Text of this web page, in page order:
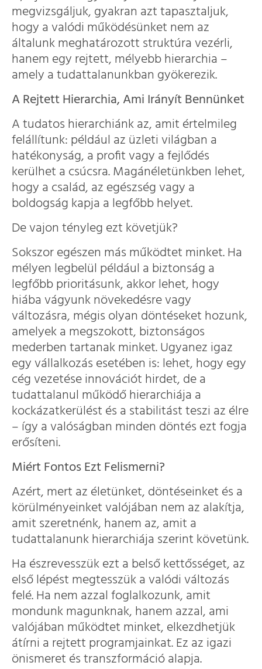
megvizsgáljuk, gyakran azt tapasztaljuk,
hogy a valódi működésünket nem az
általunk meghatározott struktúra vezérli,
hanem egy rejtett, mélyebb hierarchia –
amely a tudattalanunkban gyökerezik.
A Rejtett Hierarchia, Ami Irányít Bennünket
A tudatos hierarchiánk az, amit értelmileg
felállítunk: például az üzleti világban a
hatékonyság, a profit vagy a fejlődés
kerülhet a csúcsra. Magánéletünkben lehet,
hogy a család, az egészség vagy a
boldogság kapja a legfőbb helyet.
De vajon tényleg ezt követjük?
Sokszor egészen más működtet minket. Ha
mélyen legbelül például a biztonság a
legfőbb prioritásunk, akkor lehet, hogy
hiába vágyunk növekedésre vagy
változásra, mégis olyan döntéseket hozunk,
amelyek a megszokott, biztonságos
mederben tartanak minket. Ugyanez igaz
egy vállalkozás esetében is: lehet, hogy egy
cég vezetése innovációt hirdet, de a
tudattalanul működő hierarchiája a
kockázatkerülést és a stabilitást teszi az élre
– így a valóságban minden döntés ezt fogja
erősíteni.
Miért Fontos Ezt Felismerni?
Azért, mert az életünket, döntéseinket és a
körülményeinket valójában nem az alakítja,
amit szeretnénk, hanem az, amit a
tudattalanunk hierarchiája szerint követünk.
Ha észrevesszük ezt a belső kettősséget, az
első lépést megtesszük a valódi változás
felé. Ha nem azzal foglalkozunk, amit
mondunk magunknak, hanem azzal, ami
valójában működtet minket, elkezdhetjük
átírni a rejtett programjainkat. Ez az igazi
önismeret és transzformáció alapja.